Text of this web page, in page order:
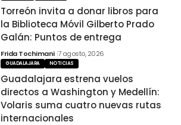
Torreón invita a donar libros para
la Biblioteca Móvil Gilberto Prado
Galán: Puntos de entrega
Frida Tochimani 7 agosto, 2026
GUADALAJARA NOTICIAS
Guadalajara estrena vuelos
directos a Washington y Medellín:
Volaris suma cuatro nuevas rutas
internacionales